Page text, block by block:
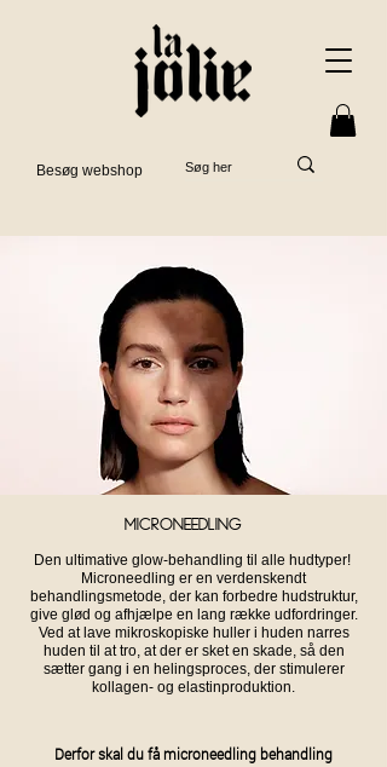
Besøg webshop
Microneedling
Den ultimative glow-behandling til alle hudtyper!
Microneedling er en verdenskendt
behandlingsmetode, der kan forbedre hudstruktur,
give glød og afhjælpe en lang række udfordringer.
Ved at lave mikroskopiske huller i huden narres
huden til at tro, at der er sket en skade, så den
sætter gang i en helingsproces, der stimulerer
kollagen- og elastinproduktion.​
Derfor skal du få microneedling behandling